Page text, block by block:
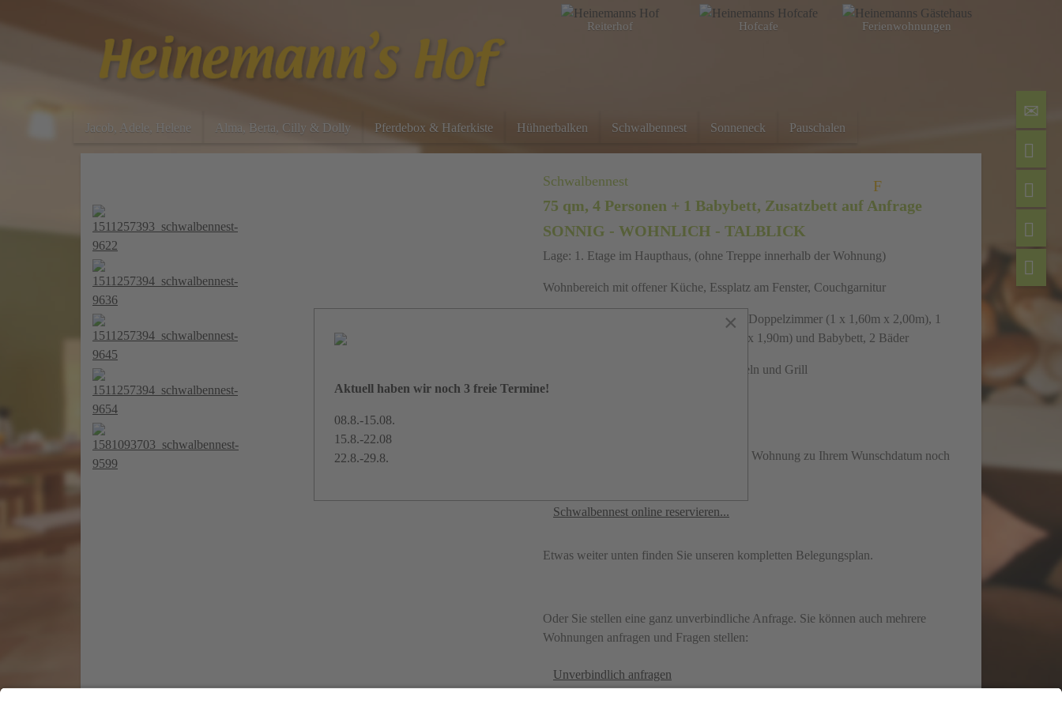
Ferien­wohnungen
Hofcafe
Reiterhof
Jacob, Adele, Helene Alma, Berta, Cilly & Dolly Pferdebox & Haferkiste Hühnerbalken Schwalbennest Sonneneck Pauschalen
Schwalbennest
F
75 qm, 4 Personen + 1 Babybett, Zusatzbett auf Anfrage
SONNIG - WOHNLICH - TALBLICK
Lage: 1. Etage im Haupthaus, (ohne Treppe innerhalb der Wohnung)
Wohnbereich mit offener Küche, Essplatz am Fenster, Couchgarnitur
1 Doppelzimmer (1 x 2,00m x 2,00m), 1 Doppelzimmer (1 x 1,60m x 2,00m), 1
Einzelzimmer mit Kinderbett (1 x 0,90m x 1,90m) und Babybett, 2 Bäder
Südbalkon mit Blick ins Tal, Gartenmöbeln und Grill
Hier können Sie direkt nachsehen, ob die Wohnung zu Ihrem Wunschdatum noch
Schwalbennest online reservieren...
Etwas weiter unten finden Sie unseren kompletten Belegungsplan.
Oder Sie stellen eine ganz unverbindliche Anfrage. Sie können auch mehrere
Wohnungen anfragen und Fragen stellen:
Unverbindlich anfragen
×
Aktuell haben wir noch 3 freie Termine!
08.8.-15.08.
15.8.-22.08
22.8.-29.8.